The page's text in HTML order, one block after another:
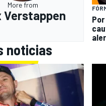
More from
Verstappen
noticias